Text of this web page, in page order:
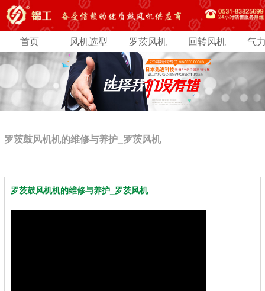
首页 风机选型 罗茨风机 回转风机 气
罗茨鼓风机机的维修与养护_罗茨风机
罗茨鼓风机机的维修与养护_罗茨风机